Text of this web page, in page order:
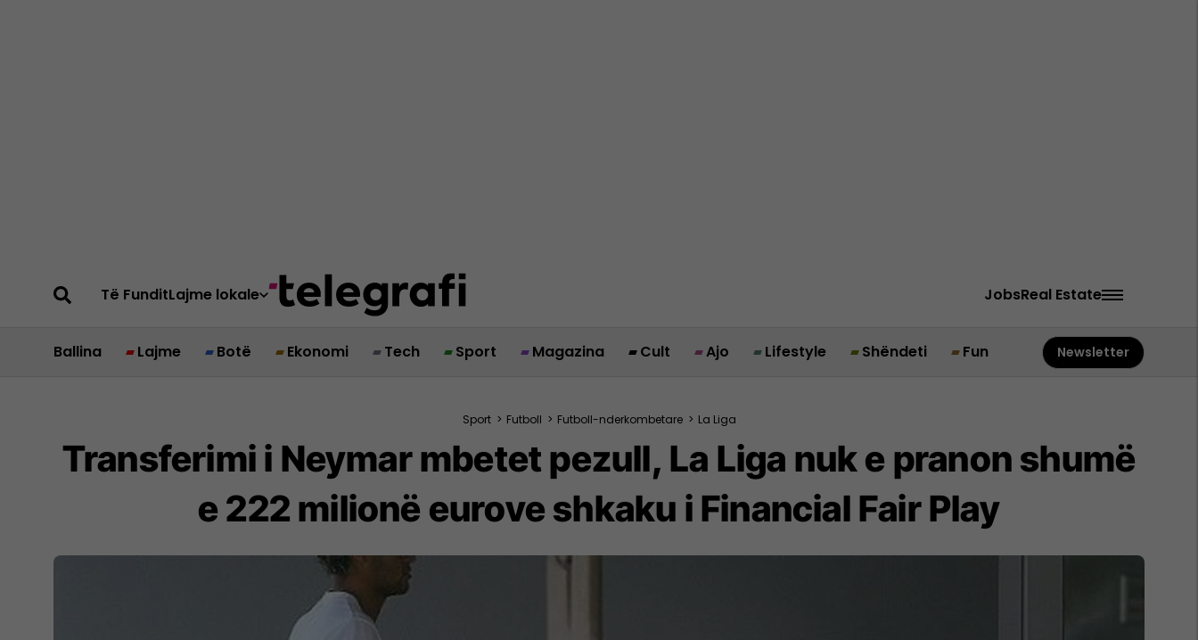
Të FunditLajme lokale JobsReal Estate
Ballina Lajme Botë Ekonomi Tech Sport Magazina Cult Ajo Lifestyle Shëndeti Fun Newsletter
Sport > Futboll > Futboll-nderkombetare > La Liga
Transferimi i Neymar mbetet pezull, La Liga nuk e pranon shumë
e 222 milionë eurove shkaku i Financial Fair Play